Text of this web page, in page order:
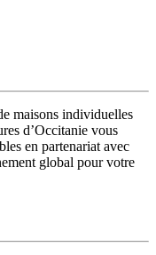
maisons individuelles
d’Occitanie vous
en partenariat avec
global pour votre